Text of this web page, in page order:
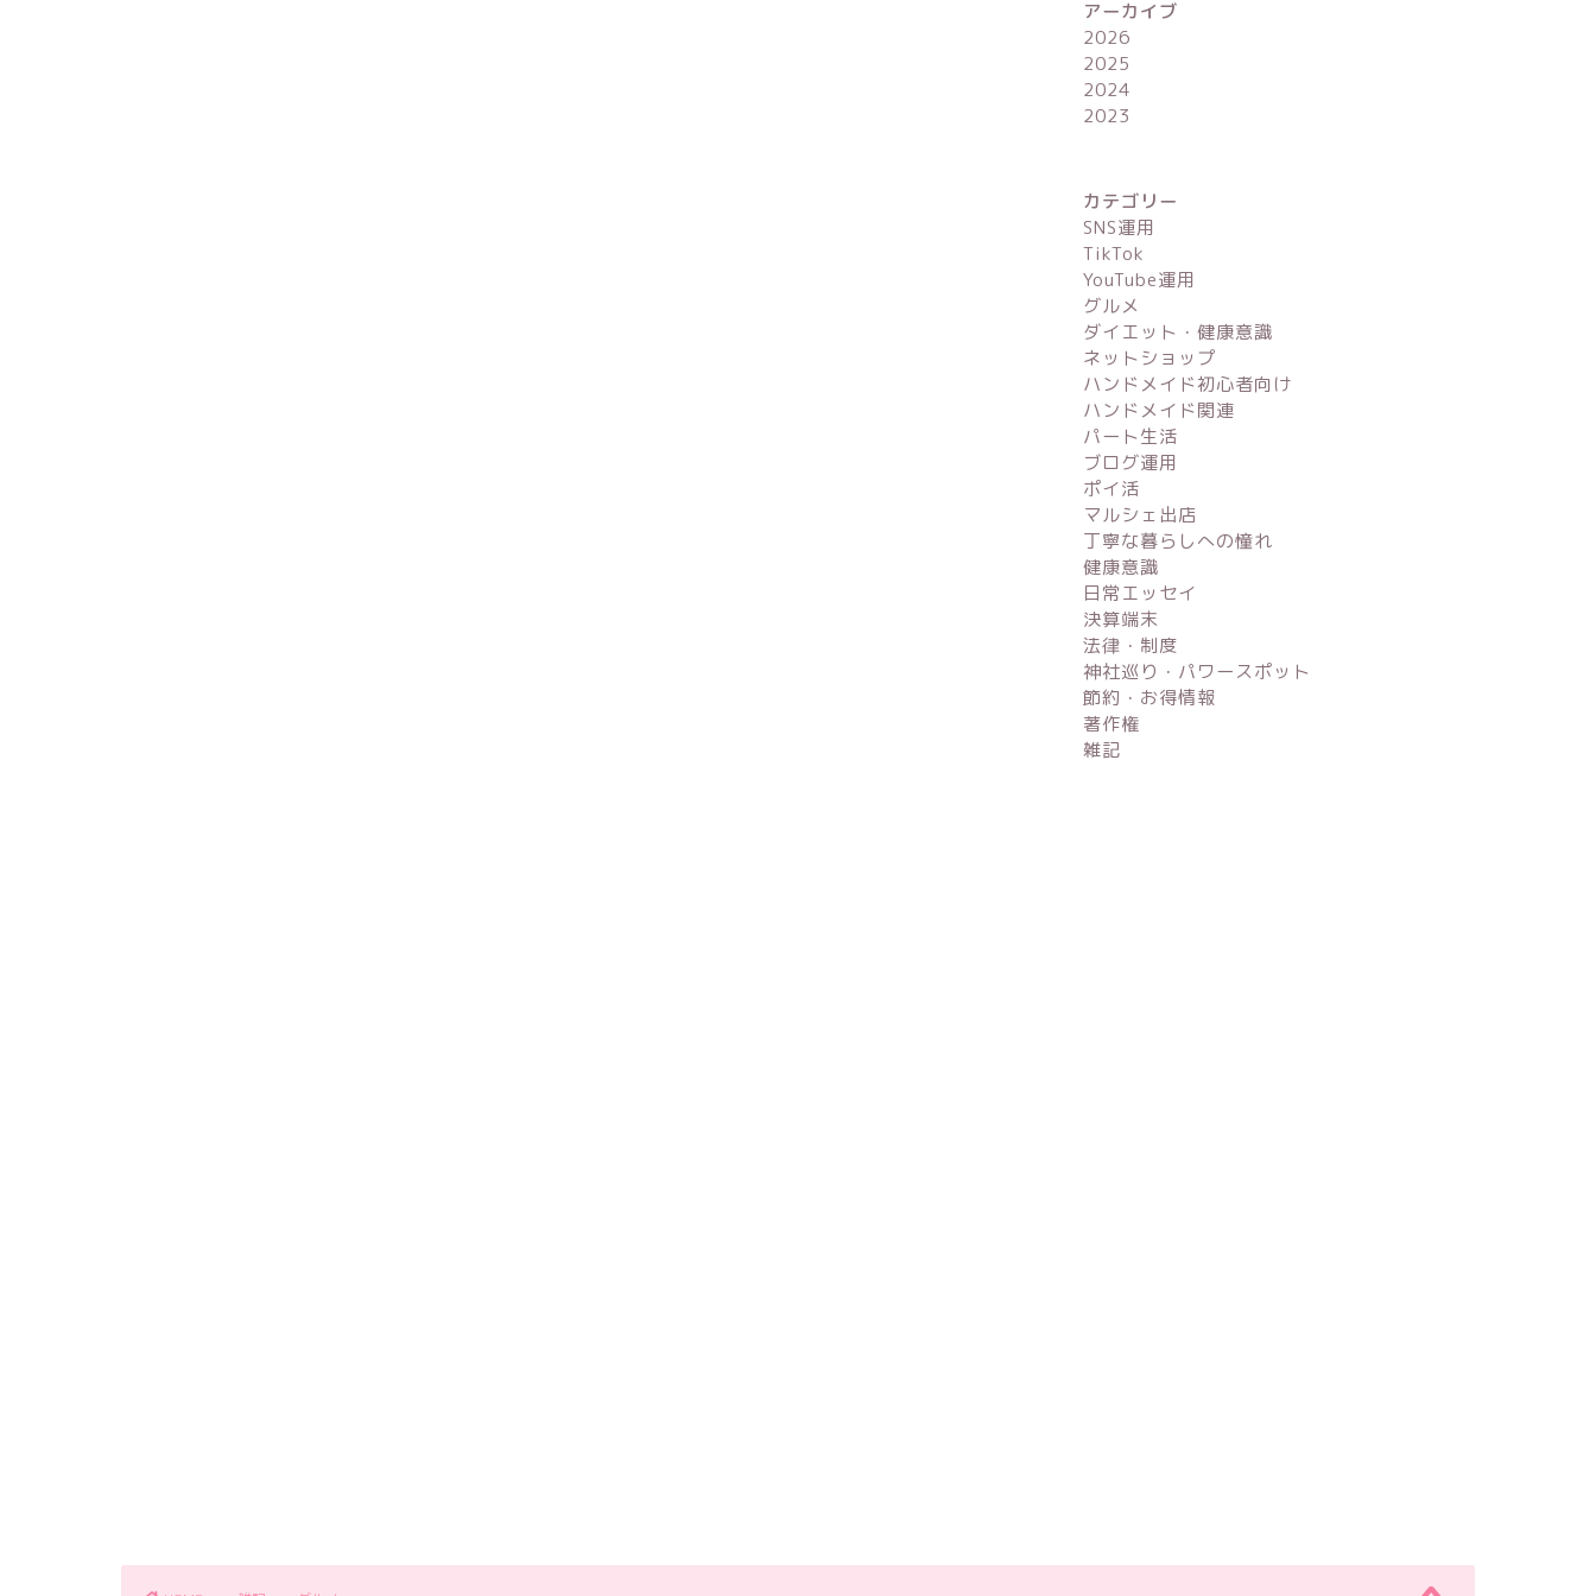
アーカイブ
2026
2025
2024
2023
カテゴリー
SNS運用
TikTok
YouTube運用
グルメ
ダイエット・健康意識
ネットショップ
ハンドメイド初心者向け
ハンドメイド関連
パート生活
ブログ運用
ポイ活
マルシェ出店
丁寧な暮らしへの憧れ
健康意識
日常エッセイ
決算端末
法律・制度
神社巡り・パワースポット
節約・お得情報
著作権
雑記